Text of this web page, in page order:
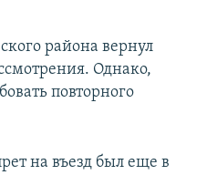
района вернул
Однако,
повторного
на въезд был еще в